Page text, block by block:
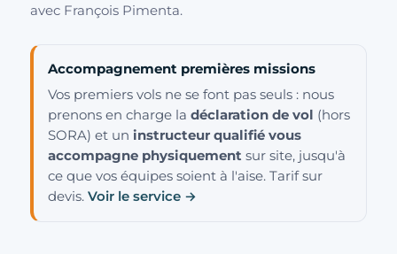
avec François Pimenta.
Accompagnement premières missions
Vos premiers vols ne se font pas seuls : nous
prenons en charge la déclaration de vol (hors
SORA) et un instructeur qualifié vous
accompagne physiquement sur site, jusqu'à
ce que vos équipes soient à l'aise. Tarif sur
devis. Voir le service →